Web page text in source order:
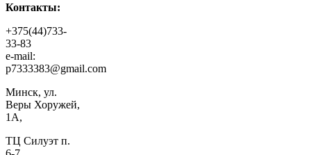
Контакты:
+375(44)733-
33-83
e-mail:
p7333383@gmail.com
Минск, ул.
Веры Хоружей,
1А,
ТЦ Силуэт п.